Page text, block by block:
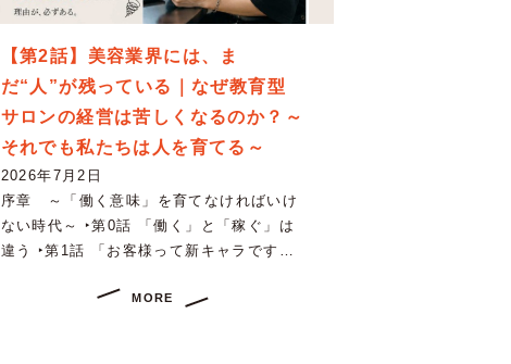
【第2話】美容業界には、ま
だ“人”が残っている｜なぜ教育型
サロンの経営は苦しくなるのか？～
それでも私たちは人を育てる～
2026年7月2日
序章 ～「働く意味」を育てなければいけ
ない時代～ ‣第0話 「働く」と「稼ぐ」は
違う ‣第1話 「お客様って新キャラです…
MORE